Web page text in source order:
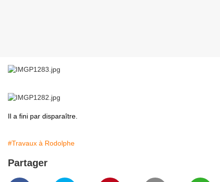
Il a fini par disparaître.
#Travaux à Rodolphe
Partager